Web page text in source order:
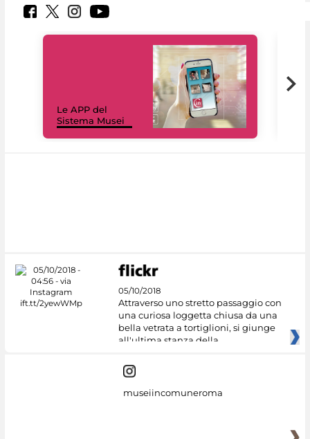
Le APP del
Sistema Musei
05/10/2018
Attraverso uno stretto passaggio con
una curiosa loggetta chiusa da una
bella vetrata a tortiglioni, si giunge
all'ultima stanza della
museiincomuneroma